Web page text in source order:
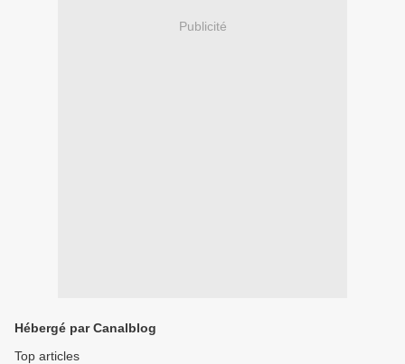
Publicité
Hébergé par Canalblog
Top articles